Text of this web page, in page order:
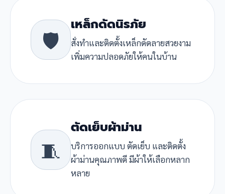
🛡️
เหล็กดัดนิรภัย
สั่งทำและติดตั้งเหล็กดัดลายสวยงาม
เพิ่มความปลอดภัยให้คนในบ้าน
🧵
ตัดเย็บผ้าม่าน
บริการออกแบบ ตัดเย็บ และติดตั้ง
ผ้าม่านคุณภาพดี มีผ้าให้เลือกหลาก
หลาย